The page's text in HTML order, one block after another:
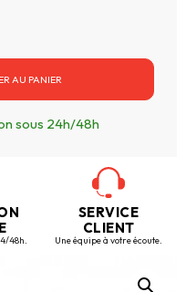
AU PANIER
sous 24h/48h
48h.
SERVICE
CLIENT
Une équipe à votre écoute.